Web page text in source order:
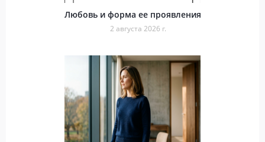
Любовь и форма ее проявления
2 августа 2026 г.